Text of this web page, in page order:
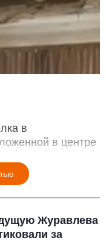
в
в центре
Журавлева
за